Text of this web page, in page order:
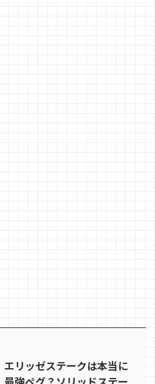
エリッゼステークは本当に